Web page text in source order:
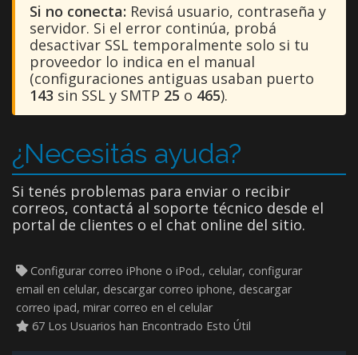
Si no conecta: Revisá usuario, contraseña y
servidor. Si el error continúa, probá
desactivar SSL temporalmente solo si tu
proveedor lo indica en el manual
(configuraciones antiguas usaban puerto
143 sin SSL y SMTP 25 o 465).
¿Necesitás ayuda?
Si tenés problemas para enviar o recibir
correos, contactá al soporte técnico desde el
portal de clientes o el chat online del sitio.
Configurar correo iPhone o iPod., celular, configurar
email en celular, descargar correo iphone, descargar
correo ipad, mirar correo en el celular
67 Los Usuarios han Encontrado Esto Útil